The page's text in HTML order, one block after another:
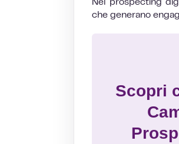
Nel prospecting
che generano
Scopri